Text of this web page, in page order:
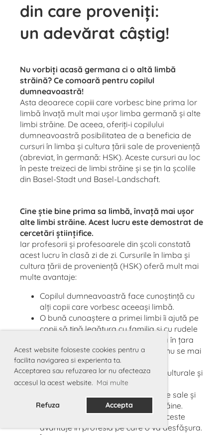
Acest website foloseste cookies pentru a
facilita navigarea si experienta ta.
Acceptarea sau refuzarea lor nu afecteaza
accesul la acest website. Mai multe
Refuza Accepta
din care proveniți:
un adevărat câştig!
Nu vorbiți acasă germana ci o altă limbă
străină? Ce comoară pentru copilul
dumneavoastră!
Asta deoarece copiii care vorbesc bine prima lor
limbă învață mult mai ușor limba germană și alte
limbi străine. De aceea, oferiți-i copilului
dumneavoastră posibilitatea de a beneficia de
cursuri în limba și cultura țării sale de proveniență
(abreviat, în germană: HSK). Aceste cursuri au loc
în peste treizeci de limbi străine și se țin la școlile
din Basel-Stadt und Basel-Landschaft.
Cine știe bine prima sa limbă, învață mai ușor
alte limbi străine. Acest lucru este demostrat de
cercetări științifice.
Iar profesorii și profesoarele din școli constată
acest lucru în clasă zi de zi. Cursurile în limba și
cultura țării de proveniență (HSK) oferă mult mai
multe avantaje:
Copilul dumneavoastră face cunoștință cu
alți copii care vorbesc aceeași limbă.
O bună cunoaștere a primei limbi îi ajută pe
copii să țină legătura cu familia și cu rudele
Copilul poate comunica cu ușurință în țara
dumneavoastră de proveniență și nu se mai
simte atât de străin.
Copilul are acces la diferite valori culturale și
morale.
Copilul este mândru de cunoștințele sale și
își dorește să învețe și alte limbi străine.
Copilul beneficiază mai târziu de aceste
avantaje în profesia pe care o va desfășura.